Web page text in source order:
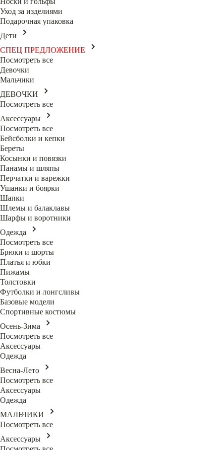
Уход за изделиями
Подарочная упаковка
Дети
СПЕЦ ПРЕДЛОЖЕНИЕ
Посмотреть все
Девочки
Мальчики
ДЕВОЧКИ
Посмотреть все
Аксессуары
Посмотреть все
Бейсболки и кепки
Береты
Косынки и повязки
Панамы и шляпы
Перчатки и варежки
Ушанки и боярки
Шапки
Шлемы и балаклавы
Шарфы и воротники
Одежда
Посмотреть все
Брюки и шорты
Платья и юбки
Пижамы
Толстовки
Футболки и лонгсливы
Базовые модели
Спортивные костюмы
Осень-Зима
Посмотреть все
Аксессуары
Одежда
Весна-Лето
Посмотреть все
Аксессуары
Одежда
МАЛЬЧИКИ
Посмотреть все
Аксессуары